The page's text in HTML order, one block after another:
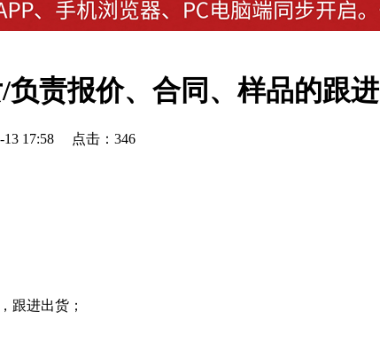
负责报价、合同、样品的跟进
17:58 点击：346
跟进出货；